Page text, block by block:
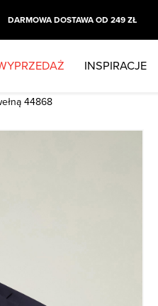
DARMOWA DOSTAWA OD 249 ZŁ
INSPIRACJE
44868